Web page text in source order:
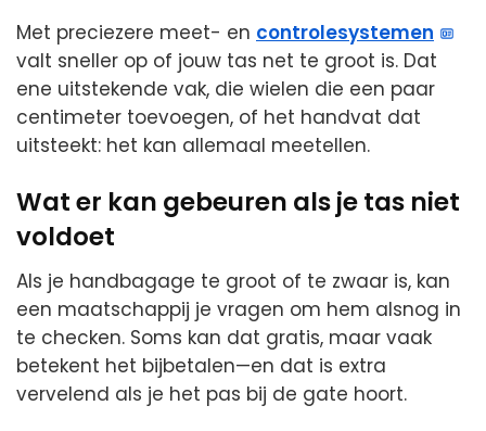
Met preciezere meet- en controlesystemen
valt sneller op of jouw tas net te groot is. Dat
ene uitstekende vak, die wielen die een paar
centimeter toevoegen, of het handvat dat
uitsteekt: het kan allemaal meetellen.
Wat er kan gebeuren als je tas niet
voldoet
Als je handbagage te groot of te zwaar is, kan
een maatschappij je vragen om hem alsnog in
te checken. Soms kan dat gratis, maar vaak
betekent het bijbetalen—en dat is extra
vervelend als je het pas bij de gate hoort.